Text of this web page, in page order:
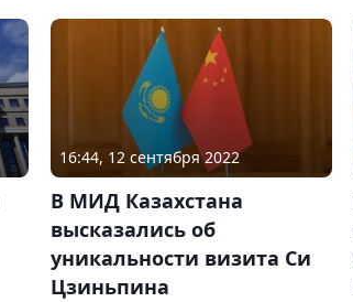
16:44, 12 сентября 2022
В МИД Казахстана
высказались об
уникальности визита Си
Цзиньпина